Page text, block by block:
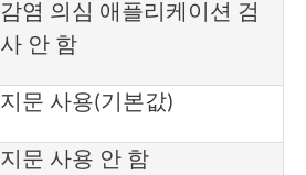
감염 의심 애플리케이션 검
사 안 함
지문 사용(기본값)
지문 사용 안 함